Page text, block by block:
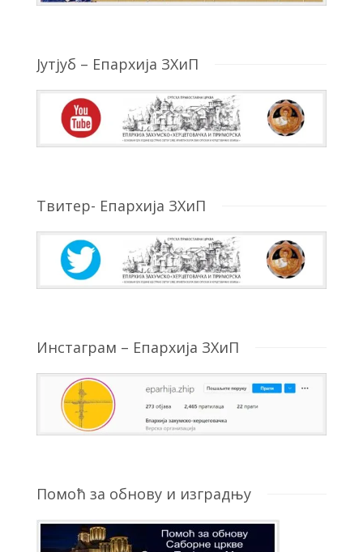
Јутјуб – Епархија ЗХиП
Твитер- Епархија ЗХиП
Инстаграм – Епархија ЗХиП
Помоћ за обнову и изградњу